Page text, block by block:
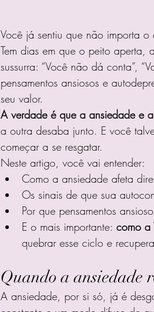
Você já sentiu que não importa o
Tem dias em que o peito aperta,
sussurra: “Você não dá conta”,
pensamentos ansiosos e
seu valor.
A verdade é que a ansiedade e
a outra desaba junto. E você
começar a se resgatar.
Neste artigo, você vai entender:
Como a ansiedade afeta
Os sinais de que sua
Por que pensamentos
E o mais importante: como a
quebrar esse ciclo e
Quando a ansiedade
A ansiedade, por si só, já é